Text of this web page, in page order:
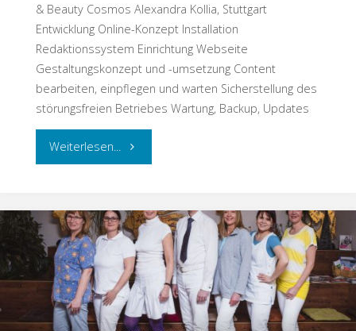
& Beauty Cosmos Alexandra Kollia, Stuttgart
Entwicklung Online-Konzept Installation
Redaktionssystem Einrichtung Webseite
Gestaltungskonzept und -umsetzung Content
bearbeiten, einpflegen und warten Sicherstellung des
störungsfreien Betriebes Wartung, Backup, Updates
Weiterlesen... "Webseite
Wellness
Beauty
Cosmos"